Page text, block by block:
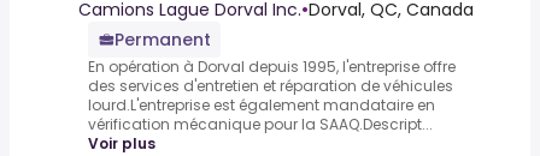
Camions Lague Dorval Inc.•Dorval, QC, Canada
Permanent
En opération à Dorval depuis 1995, l'entreprise offre
des services d'entretien et réparation de véhicules
lourd.L'entreprise est également mandataire en
vérification mécanique pour la SAAQ.Descript...
Voir plus